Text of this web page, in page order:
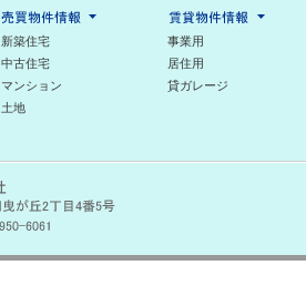
新築住宅
中古住宅
マンション
土地
事業用
居住用
貸ガレージ